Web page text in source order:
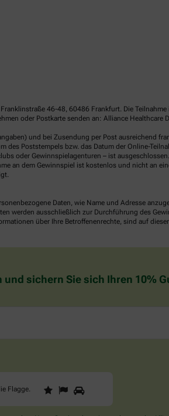
46-48, 60486 Frankfurt. Die
oder Postkarte senden an: Alliance
und bei Zusendung per Post ausreichend
des Poststempels bzw. das Datum der Online-
oder Gewinnspielagenturen – ist
an dem Gewinnspiel ist kostenlos und nicht an
Daten, wie Name und Adresse
werden ausschließlich zur Durchführung des
über Ihre Betroffenenrechte, sind auf
und sichern Sie sich Ihren 10%
Flagge
Sind
Sie
1 2